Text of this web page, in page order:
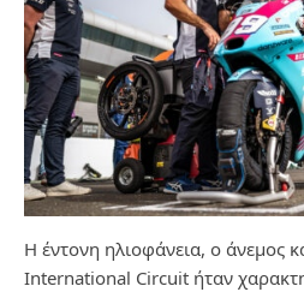
Η έντονη ηλιοφάνεια, ο άνεμος
International Circuit ήταν